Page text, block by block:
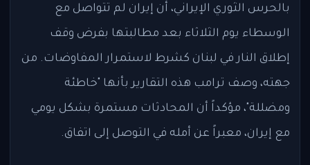
بالحرس الثوري الإيراني، أن إيران لم تتواصل مع
الوسطاء يوم الثلاثاء بعد مطالبتها بفرض وقف
إطلاق النار في لبنان كشرط لاستمرار المفاوضات. من
جهته، وصف ترامب هذه التقارير بأنها "خاطئة
ومضللة"، مؤكداً أن المحادثات مستمرة بشكل يومي
مع إيران، معبراً عن أمله في التوصل إلى اتفاق.